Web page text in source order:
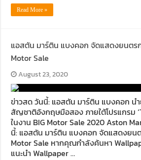
Read More »
แอสตัน มาร์ติน แบงคอก จัดแสดงยนตรก
Motor Sale
August 23, 2020
ข่าวสด วันนี้: แอสตัน มาร์ติน แบงคอก น
สัญชาติอังกฤษมือสอง ภายใต้โปรแกรม
ในงาน BIG Motor Sale 2020 Aston
นี้: แอสตัน มาร์ติน แบงคอก จัดแสดงยนต
Motor Sale หากคุณกำลังค้นหา
แนะนำ Wallpaper …